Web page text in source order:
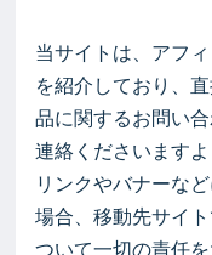
当サイトは、アフ
を紹介しており、
品に関するお問い
連絡くださいます
リンクやバナーな
場合、移動先サイ
ついて一切の責任